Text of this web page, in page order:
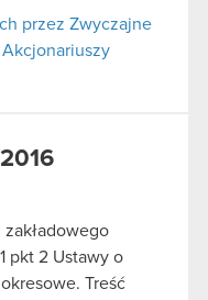
przez Zwyczajne
zakładowego
pkt 2 Ustawy o
Treść